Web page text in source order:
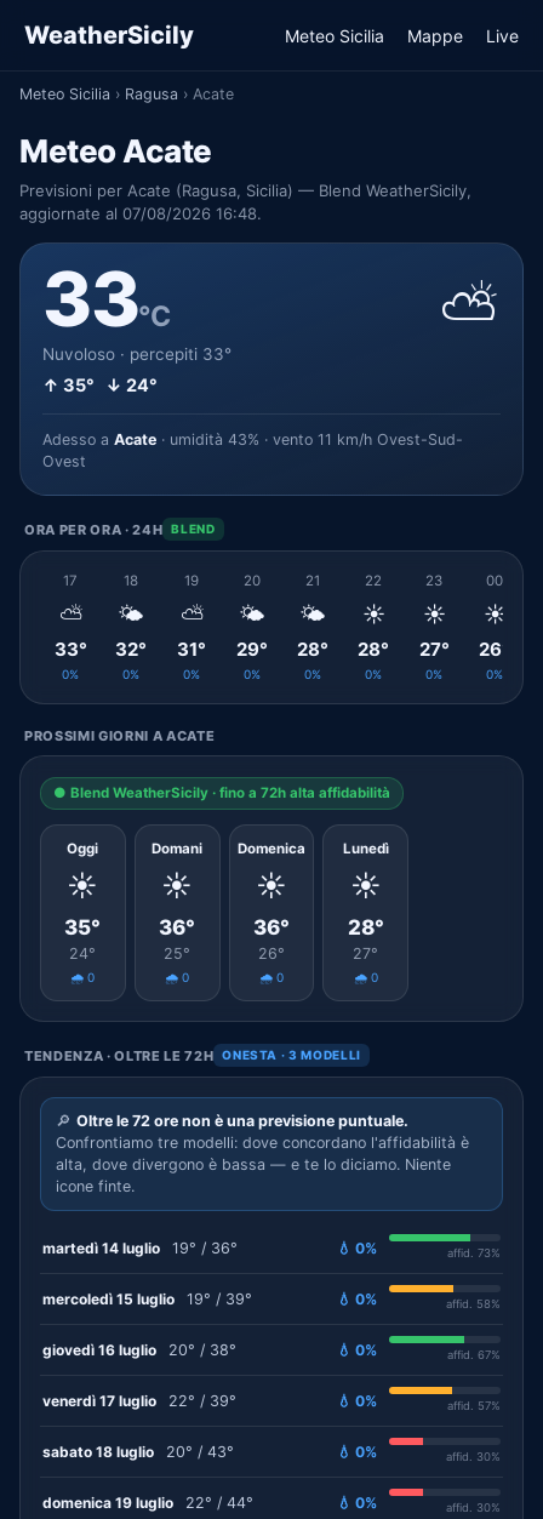
WeatherSicily Meteo Sicilia Mappe Live
Meteo Sicilia › Ragusa › Acate
Meteo Acate
Previsioni per Acate (Ragusa, Sicilia) — Blend WeatherSicily,
aggiornate al 07/08/2026 16:48.
33°C
Nuvoloso · percepiti 33°
↑ 35° ↓ 24°
⛅
Adesso a Acate · umidità 43% · vento 11 km/h Ovest-Sud-
Ovest
ORA PER ORA · 24H BLEND
17
⛅
33°
0%
18
🌤️
32°
0%
19
⛅
31°
0%
20
🌤️
29°
0%
21
🌤️
28°
0%
22
☀️
28°
0%
23
☀️
27°
0%
00
☀️
26°
0%
PROSSIMI GIORNI A ACATE
● Blend WeatherSicily · fino a 72h alta affidabilità
Oggi
☀️
35°
24°
🌧️ 0
Domani
☀️
36°
25°
🌧️ 0
Domenica
☀️
36°
26°
🌧️ 0
Lunedì
☀️
28°
27°
🌧️ 0
TENDENZA · OLTRE LE 72H ONESTA · 3 MODELLI
🔎 Oltre le 72 ore non è una previsione puntuale.
Confrontiamo tre modelli: dove concordano l'affidabilità è
alta, dove divergono è bassa — e te lo diciamo. Niente
icone finte.
martedì 14 luglio 19° / 36° 💧 0% affid. 73%
mercoledì 15 luglio 19° / 39° 💧 0% affid. 58%
giovedì 16 luglio 20° / 38° 💧 0% affid. 67%
venerdì 17 luglio 22° / 39° 💧 0% affid. 57%
sabato 18 luglio 20° / 43° 💧 0% affid. 30%
domenica 19 luglio 22° / 44° 💧 0% affid. 30%